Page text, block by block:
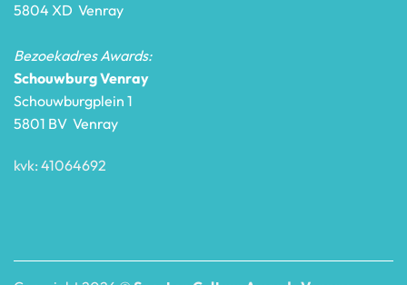
5804 XD Venray
Bezoekadres Awards:
Schouwburg Venray
Schouwburgplein 1
5801 BV Venray
kvk: 41064692